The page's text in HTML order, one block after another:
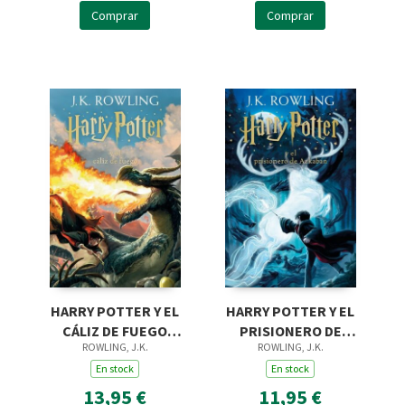
Comprar Comprar
HARRY POTTER Y EL
CÁLIZ DE FUEGO
(HARRY POTTER
[EDICIÓN CON LA
PORTADA ILUSTRADA
ROWLING, J.K.
En stock
13,95 €
HARRY POTTER Y EL
PRISIONERO DE
AZKABAN (HARRY
POTTER [EDICIÓN
CON LA PORTADA IL
ROWLING, J.K.
En stock
11,95 €